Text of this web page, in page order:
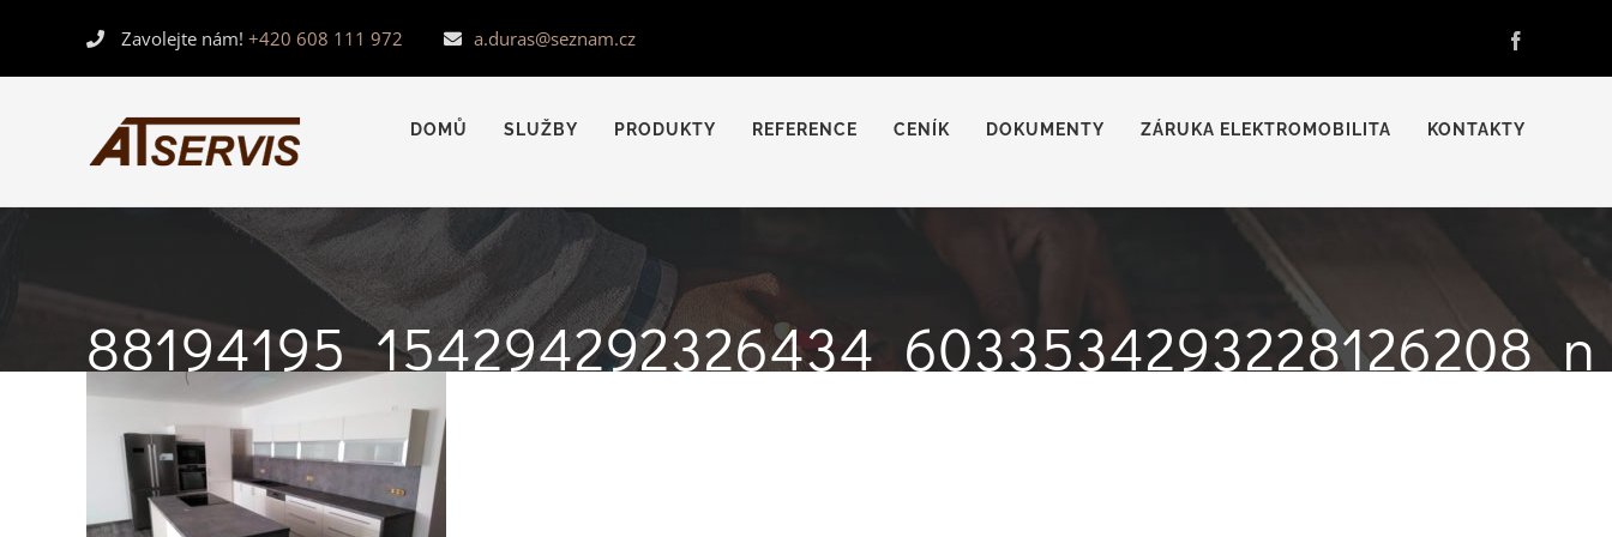
content
Zavolejte nám! +420 608 111 972 a.duras@seznam.cz
DOMŮ SLUŽBY PRODUKTY REFERENCE CENÍK DOKUMENTY ZÁRUKA ELEKTROMOBILITA KONTAKTY
88194195_154294292326434_6033534293228126208_n